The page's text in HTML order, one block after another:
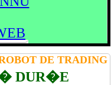
DE TRADING
DUR�E